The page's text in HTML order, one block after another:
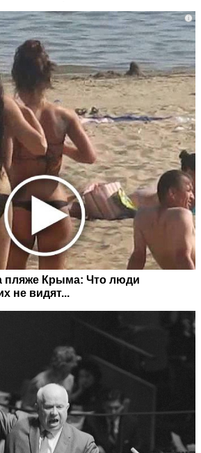
i
пляже Крыма: Что люди
не видят...